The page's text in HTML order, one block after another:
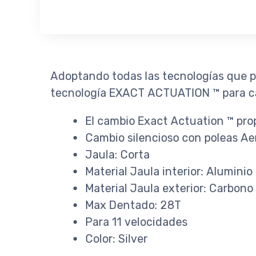
Adoptando todas las tecnologías que
tecnología EXACT ACTUATION ™
El cambio Exact Actuation ™
Cambio silencioso con poleas
Jaula: Corta
Material Jaula interior: Aluminio
Material Jaula exterior: Carbono
Max Dentado: 28T
Para 11 velocidades
Color: Silver